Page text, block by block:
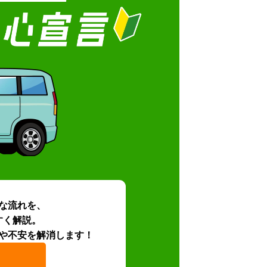
流れを、
解説。
不安を解消します！